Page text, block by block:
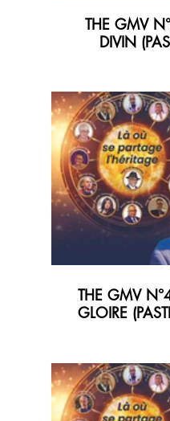
THE GMV
DIVIN
THE GMV
GLOIRE